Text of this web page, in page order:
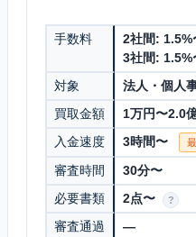
手数料
2社間: 1.5%
3社間: 1.5%
対象
法人・個人
買取金額
1万円〜2.0
入金速度
3時間〜
審査時間
30分〜
必要書類
2点〜 ?
審査通過
—